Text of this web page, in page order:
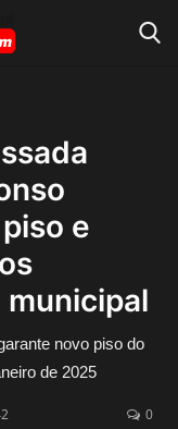
e
novo piso do
de 2025
0